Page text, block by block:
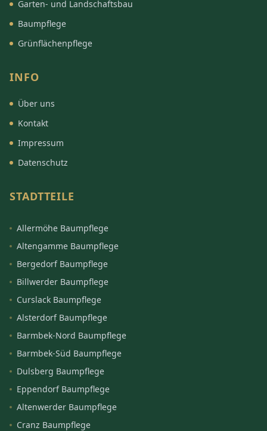
Garten- und Landschaftsbau
Baumpflege
Grünflächenpflege
INFO
Über uns
Kontakt
Impressum
Datenschutz
STADTTEILE
Allermöhe Baumpflege
Altengamme Baumpflege
Bergedorf Baumpflege
Billwerder Baumpflege
Curslack Baumpflege
Alsterdorf Baumpflege
Barmbek-Nord Baumpflege
Barmbek-Süd Baumpflege
Dulsberg Baumpflege
Eppendorf Baumpflege
Altenwerder Baumpflege
Cranz Baumpflege